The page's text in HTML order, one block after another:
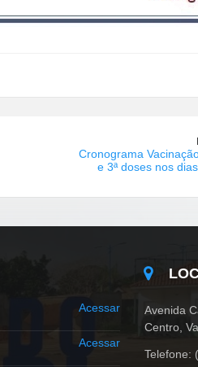
Cronograma
e 3ª doses nos
Acessar
Acessar
Avenida
Centro,
Telefone: